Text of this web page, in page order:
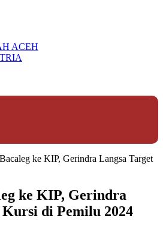
ACEH
ke KIP, Gerindra Langsa Target
ke KIP, Gerindra
di Pemilu 2024